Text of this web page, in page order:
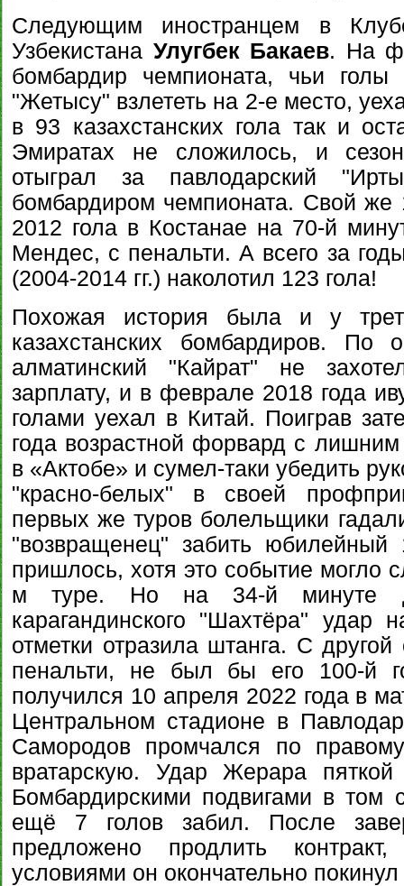
Следующим иностранцем в
Узбекистана Улугбек Бакаев. На
бомбардир чемпионата, чьи голы
"Жетысу" взлететь на 2-е место,
в 93 казахстанских гола так и
Эмиратах не сложилось, и
отыграл за павлодарский
бомбардиром чемпионата. Свой же
2012 гола в Костанае на 70-й
Мендес, с пенальти. А всего за
(2004-2014 гг.) наколотил 123 гола!
Похожая история была и у
казахстанских бомбардиров. По
алматинский "Кайрат" не
зарплату, и в феврале 2018 года
голами уехал в Китай. Поиграв
года возрастной форвард с
в «Актобе» и сумел-таки убедить
"красно-белых" в своей
первых же туров болельщики
"возвращенец" забить
пришлось, хотя это событие могло
м туре. Но на 34-й минуте
карагандинского "Шахтёра" удар
отметки отразила штанга. С
пенальти, не был бы его 100-й
получился 10 апреля 2022 года в
Центральном стадионе в
Самородов промчался по
вратарскую. Удар Жерара пяткой
Бомбардирскими подвигами в том
ещё 7 голов забил. После
предложено продлить
условиями он окончательно